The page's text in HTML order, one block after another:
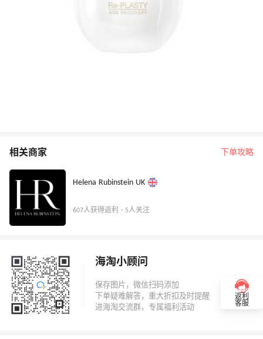
相关商家 下单攻略
Helena Rubinstein UK
607人获得返利 · 5人关注
海淘小顾问
返利
客服